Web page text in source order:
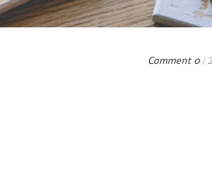
0 Comment